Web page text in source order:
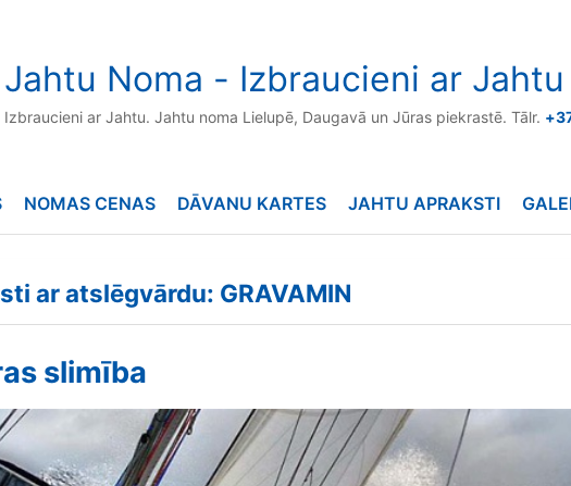
Jahtu Noma - Izbraucieni ar Jahtu
Izbraucieni ar Jahtu. Jahtu noma Lielupē, Daugavā un Jūras piekrastē. Tālr.
NOMAS CENAS DĀVANU KARTES JAHTU APRAKSTI
ar atslēgvārdu: GRAVAMIN
slimība